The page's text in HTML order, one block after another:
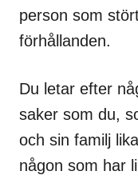
person som
förhållanden.
Du letar efter
saker som du,
och sin familj
någon som har